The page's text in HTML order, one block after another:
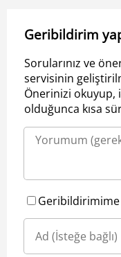
Geribildirim
Sorularınız ve
servisinin
Önerinizi okuyup,
olduğunca kısa